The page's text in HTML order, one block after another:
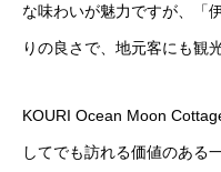
な味わいが魅力ですが、「
りの良さで、地元客にも観
KOURI Ocean Moon
してでも訪れる価値のある